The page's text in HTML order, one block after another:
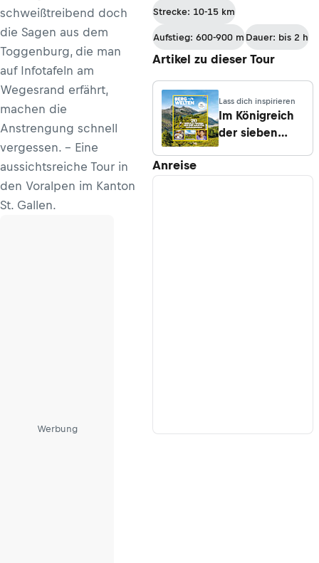
schweißtreibend doch
die Sagen aus dem
Toggenburg, die man
auf Infotafeln am
Wegesrand erfährt,
machen die
Anstrengung schnell
vergessen. - Eine
aussichtsreiche Tour in
den Voralpen im Kanton
St. Gallen.
Werbung
Strecke: 10-15 km
Aufstieg: 600-900 m Dauer: bis 2 h
Artikel zu dieser Tour
Lass dich inspirieren
Im Königreich
der sieben
Anreise